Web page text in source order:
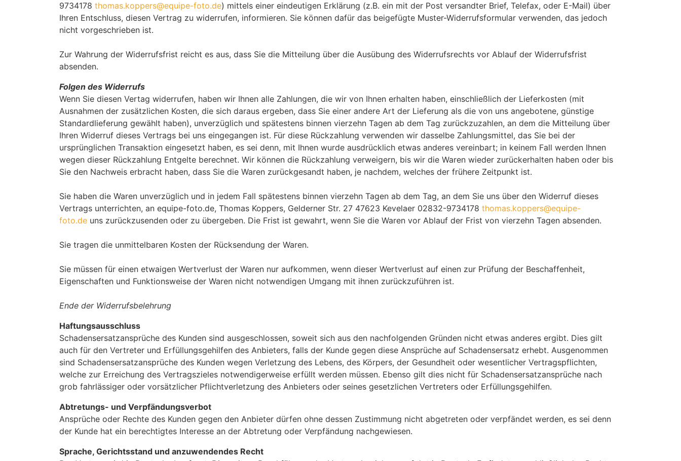
9734178 thomas.koppers@equipe-foto.de) mittels einer eindeutigen Erklärung (z.B. ein mit der Post versandter Brief, Telefax, oder E-Mail) über
Ihren Entschluss, diesen Vertrag zu widerrufen, informieren. Sie können dafür das beigefügte Muster-Widerrufsformular verwenden, das jedoch
nicht vorgeschrieben ist.
Zur Wahrung der Widerrufsfrist reicht es aus, dass Sie die Mitteilung über die Ausübung des Widerrufsrechts vor Ablauf der Widerrufsfrist
absenden.
Folgen des Widerrufs
Wenn Sie diesen Vertag widerrufen, haben wir Ihnen alle Zahlungen, die wir von Ihnen erhalten haben, einschließlich der Lieferkosten (mit
Ausnahmen der zusätzlichen Kosten, die sich daraus ergeben, dass Sie einer andere Art der Lieferung als die von uns angebotene, günstige
Standardlieferung gewählt haben), unverzüglich und spätestens binnen vierzehn Tagen ab dem Tag zurückzuzahlen, an dem die Mitteilung über
Ihren Widerruf dieses Vertrags bei uns eingegangen ist. Für diese Rückzahlung verwenden wir dasselbe Zahlungsmittel, das Sie bei der
ursprünglichen Transaktion eingesetzt haben, es sei denn, mit Ihnen wurde ausdrücklich etwas anderes vereinbart; in keinem Fall werden Ihnen
wegen dieser Rückzahlung Entgelte berechnet. Wir können die Rückzahlung verweigern, bis wir die Waren wieder zurückerhalten haben oder bis
Sie den Nachweis erbracht haben, dass Sie die Waren zurückgesandt haben, je nachdem, welches der frühere Zeitpunkt ist.
Sie haben die Waren unverzüglich und in jedem Fall spätestens binnen vierzehn Tagen ab dem Tag, an dem Sie uns über den Widerruf dieses
Vertrags unterrichten, an equipe-foto.de, Thomas Koppers, Gelderner Str. 27 47623 Kevelaer 02832-9734178 thomas.koppers@equipe-
foto.de uns zurückzusenden oder zu übergeben. Die Frist ist gewahrt, wenn Sie die Waren vor Ablauf der Frist von vierzehn Tagen absenden.
Sie tragen die unmittelbaren Kosten der Rücksendung der Waren.
Sie müssen für einen etwaigen Wertverlust der Waren nur aufkommen, wenn dieser Wertverlust auf einen zur Prüfung der Beschaffenheit,
Eigenschaften und Funktionsweise der Waren nicht notwendigen Umgang mit ihnen zurückzuführen ist.
Ende der Widerrufsbelehrung
Haftungsausschluss
Schadensersatzansprüche des Kunden sind ausgeschlossen, soweit sich aus den nachfolgenden Gründen nicht etwas anderes ergibt. Dies gilt
auch für den Vertreter und Erfüllungsgehilfen des Anbieters, falls der Kunde gegen diese Ansprüche auf Schadensersatz erhebt. Ausgenommen
sind Schadensersatzansprüche des Kunden wegen Verletzung des Lebens, des Körpers, der Gesundheit oder wesentlicher Vertragspflichten,
welche zur Erreichung des Vertragszieles notwendigerweise erfüllt werden müssen. Ebenso gilt dies nicht für Schadensersatzansprüche nach
grob fahrlässiger oder vorsätzlicher Pflichtverletzung des Anbieters oder seines gesetzlichen Vertreters oder Erfüllungsgehilfen.
Abtretungs- und Verpfändungsverbot
Ansprüche oder Rechte des Kunden gegen den Anbieter dürfen ohne dessen Zustimmung nicht abgetreten oder verpfändet werden, es sei denn
der Kunde hat ein berechtigtes Interesse an der Abtretung oder Verpfändung nachgewiesen.
Sprache, Gerichtsstand und anzuwendendes Recht